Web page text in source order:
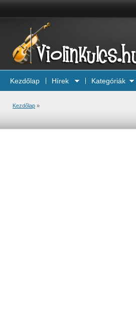
Kezdőlap Hírek Kategóriák
Kezdőlap »